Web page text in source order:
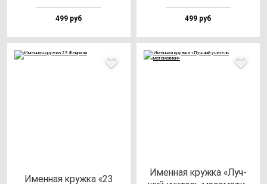
499 руб 499 руб
Имен­ная круж­ка «23
Имен­ная круж­ка «Луч­